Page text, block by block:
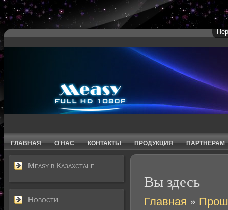
ГЛАВНАЯ О НАС КОНТАКТЫ ПРОДУКЦИЯ ПАРТНЕРАМ
Measy в Казахстане
Новости
Вы здесь
Главная »